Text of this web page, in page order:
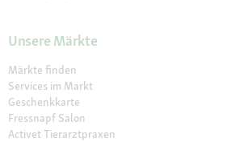
Unsere Märkte
Märkte finden
Services im Markt
Geschenkkarte
Fressnapf Salon
Activet Tierarztpraxen